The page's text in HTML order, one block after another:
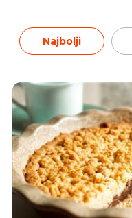
Najbolji